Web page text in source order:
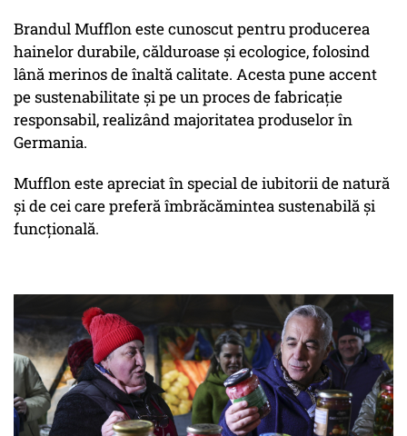
Brandul Mufflon este cunoscut pentru producerea
hainelor durabile, călduroase și ecologice, folosind
lână merinos de înaltă calitate. Acesta pune accent
pe sustenabilitate și pe un proces de fabricație
responsabil, realizând majoritatea produselor în
Germania.
Mufflon este apreciat în special de iubitorii de natură
și de cei care preferă îmbrăcămintea sustenabilă și
funcțională.